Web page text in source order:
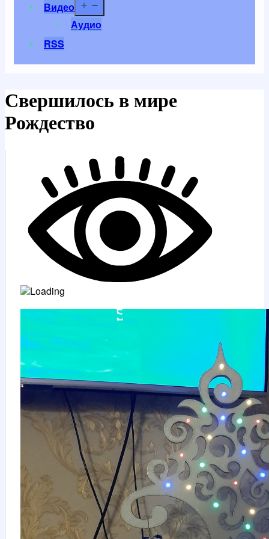
Видео
Аудио
RSS
Свершилось в мире
Рождество